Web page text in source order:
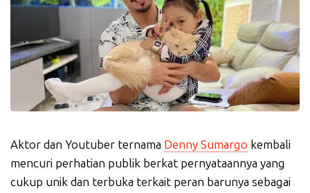
Aktor dan Youtuber ternama Denny Sumargo kembali
mencuri perhatian publik berkat pernyataannya yang
cukup unik dan terbuka terkait peran barunya sebagai